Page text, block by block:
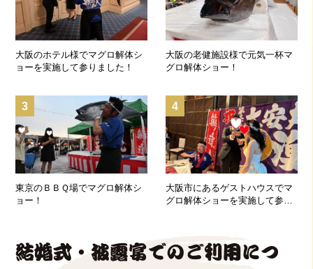
大阪のホテル様でマグロ解体シ
ョーを実施して参りました！
大阪の老健施設様で元気一杯マ
グロ解体ショー！
3
東京のＢＢＱ場でマグロ解体シ
ョー！
4
大阪市にあるゲストハウスでマ
グロ解体ショーを実施して参り
結婚式・披露宴でのご利用につ